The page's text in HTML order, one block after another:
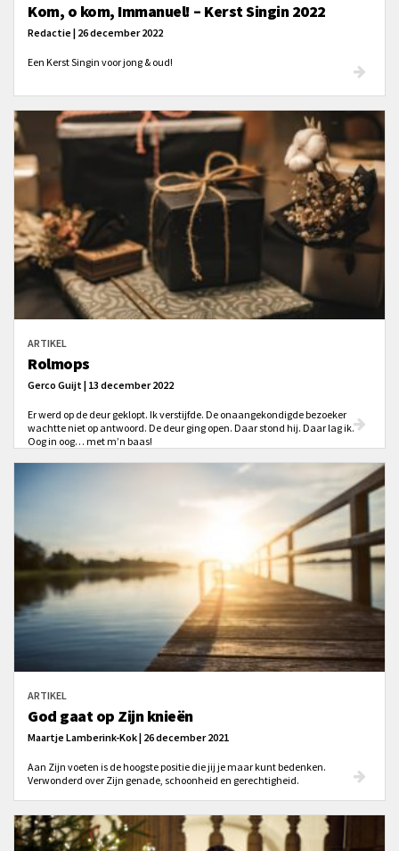
Kom, o kom, Immanuel! – Kerst Singin 2022
Redactie | 26 december 2022
Een Kerst Singin voor jong & oud!
ARTIKEL
Rolmops
Gerco Guijt | 13 december 2022
Er werd op de deur geklopt. Ik verstijfde. De onaangekondigde bezoeker
wachtte niet op antwoord. De deur ging open. Daar stond hij. Daar lag ik.
Oog in oog… met m’n baas!
ARTIKEL
God gaat op Zijn knieën
Maartje Lamberink-Kok | 26 december 2021
Aan Zijn voeten is de hoogste positie die jij je maar kunt bedenken.
Verwonderd over Zijn genade, schoonheid en gerechtigheid.